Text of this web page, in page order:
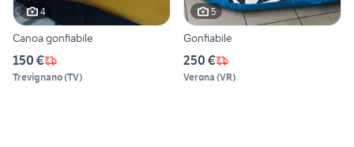
4
Canoa gonfiabile
150 €
Trevignano(TV)
5
Gonfiabile
250 €
Verona (VR)